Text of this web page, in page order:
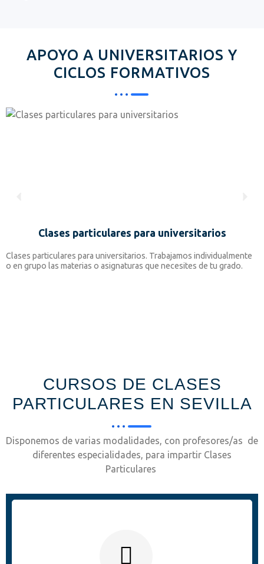
APOYO A UNIVERSITARIOS Y
CICLOS FORMATIVOS
Clases particulares para universitarios
Clases particulares para universitarios. Trabajamos individualmente
o en grupo las materias o asignaturas que necesites de tu grado.
CURSOS DE CLASES
PARTICULARES EN SEVILLA
Disponemos de varias modalidades, con profesores/as de
diferentes especialidades, para impartir Clases
Particulares